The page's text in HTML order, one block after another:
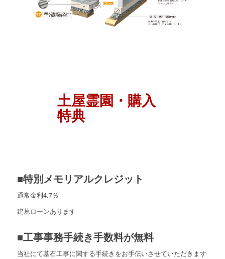
土屋霊園・購入
特典
■特別メモリアルクレジット
通常金利4.7％
建墓ローンあります
■工事事務手続き手数料が無料
当社にて墓石工事に関する手続きをお手伝いさせていただきます